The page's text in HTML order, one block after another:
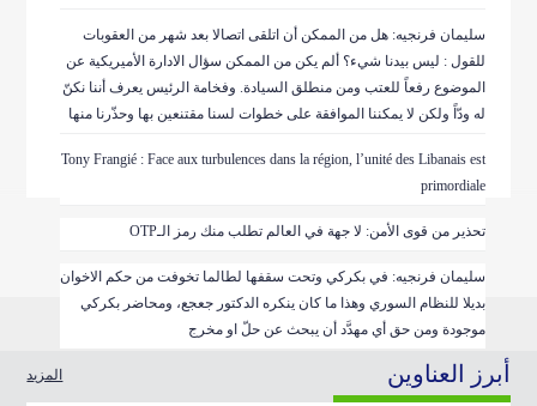
سليمان فرنجيه: هل من الممكن أن اتلقى اتصالا بعد شهر من العقوبات
للقول : ليس بيدنا شيء؟ ألم يكن من الممكن سؤال الادارة الأميريكية عن
الموضوع رفعاً للعتب ومن منطلق السيادة. وفخامة الرئيس يعرف أننا نكنّ
له ودّاً ولكن لا يمكننا الموافقة على خطوات لسنا مقتنعين بها وحذّرنا منها
Tony Frangié : Face aux turbulences dans la région, l’unité des Libanais est
primordiale
تحذير من قوى الأمن: لا جهة في العالم تطلب منك رمز الـOTP
سليمان فرنجيه: في بكركي وتحت سقفها لطالما تخوفت من حكم الاخوان
بديلا للنظام السوري وهذا ما كان ينكره الدكتور جعجع، ومحاضر بكركي
موجودة ومن حق أي مهدَّد أن يبحث عن حلّ او مخرج
أبرز العناوين المزيد